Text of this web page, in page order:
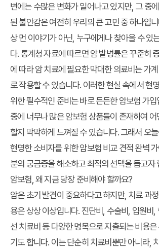
변에는 수많은 변화가 일어나고 있지만, 그 중
된 불안감은 여전히 우리의 큰 고민 중 하나입니
상 먼 이야기가 아닌, 누구에게나 찾아올 수 있
다. 통계청 자료에 따르면 암 발병률은 꾸준히
에 따라 암 치료에 필요한 막대한 의료비는 가
로 작용할 수 있습니다. 이러한 현실 속에서 현
위한 필수적인 준비는 바로 든든한 암보험 가입
중에 너무나 많은 암보험 상품들이 존재하여
할지 막막하게 느껴질 수 있습니다. 그래서 오
현명한 소비자를 위한 암보험 비교 견적 완벽
분의 궁금증을 해소하고 최적의 선택을 돕고자
암보험, 왜 지금 당장 준비해야 할까요?
암은 초기 발견이 중요하다고 하지만, 치료 과
용은 상상 이상입니다. 진단비, 수술비, 입원비,
선 치료비 등 다양한 명목으로 지출되는 비용
기도 합니다. 이는 단순히 치료비뿐만 아니라,